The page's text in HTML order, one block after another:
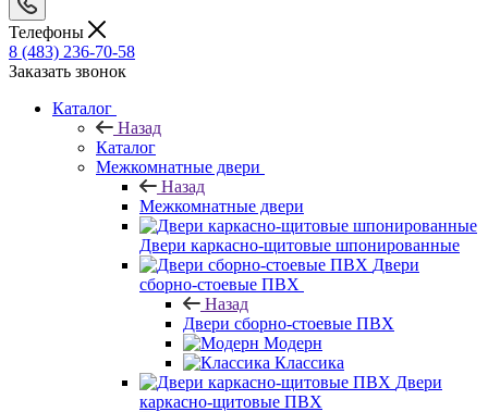
Телефоны
8 (483) 236-70-58
Заказать звонок
Каталог
Назад
Каталог
Межкомнатные двери
Назад
Межкомнатные двери
Двери каркасно-щитовые шпонированные
Двери
сборно-стоевые ПВХ
Назад
Двери сборно-стоевые ПВХ
Модерн
Классика
Двери
каркасно-щитовые ПВХ